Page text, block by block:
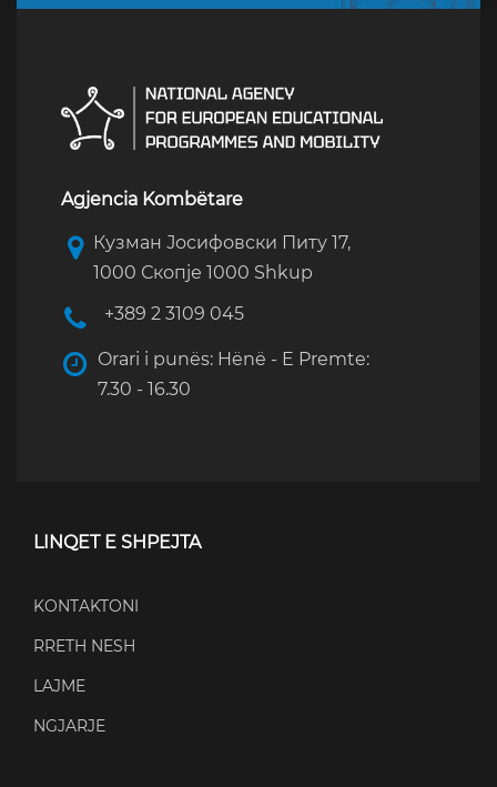
Agjencia Kombëtare
Кузман Јосифовски Питу 17,
1000 Скопје 1000 Shkup
+389 2 3109 045
Orari i punës: Hënë - E Premte:
7.30 - 16.30
LINQET E SHPEJTA
KONTAKTONI
RRETH NESH
LAJME
NGJARJE